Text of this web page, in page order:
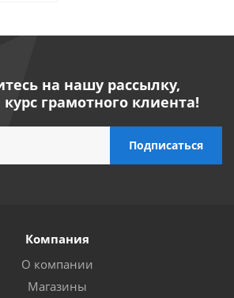
на нашу рассылку,
грамотного клиента!
Компания
О компании
Магазины